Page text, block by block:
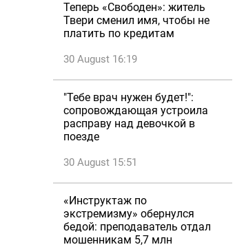
Теперь «Свободен»: житель
Твери сменил имя, чтобы не
платить по кредитам
30 August 16:19
"Тебе врач нужен будет!":
сопровождающая устроила
расправу над девочкой в
поезде
30 August 15:51
«Инструктаж по
экстремизму» обернулся
бедой: преподаватель отдал
мошенникам 5,7 млн